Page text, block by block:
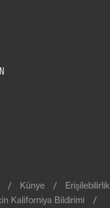
Künye Erişilebilirlik
Kaliforniya Bildirimi